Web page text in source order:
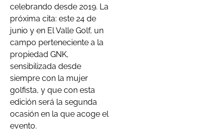
celebrando desde 2019. La
próxima cita: este 24 de
junio y en El Valle Golf, un
campo perteneciente a la
propiedad GNK,
sensibilizada desde
siempre con la mujer
golfista, y que con esta
edición será la segunda
ocasión en la que acoge el
evento.